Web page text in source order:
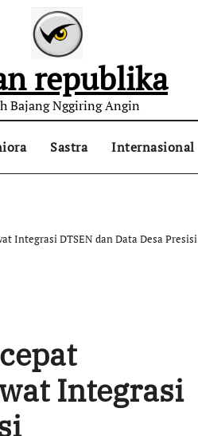
republika
Bajang Nggiring Angin
Sastra Internasional
Integrasi DTSEN dan Data Desa Presisi
Integrasi